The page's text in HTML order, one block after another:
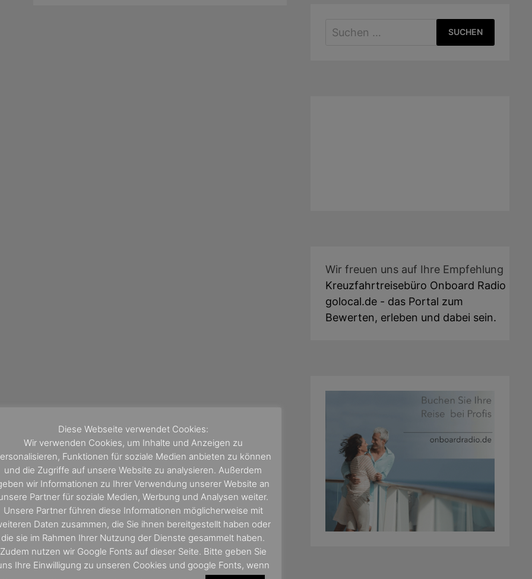
Suchen
Wir freuen uns auf Ihre Empfehlung
Kreuzfahrtreisebüro Onboard Radio
golocal.de - das Portal zum
Bewerten, erleben und dabei sein.
Diese Webseite verwendet Cookies:
Wir verwenden Cookies, um Inhalte und Anzeigen zu
Funktionen für soziale Medien anbieten zu können
und die Zugriffe auf unsere Website zu analysieren. Außerdem
wir Informationen zu Ihrer Verwendung unserer Website an
Partner für soziale Medien, Werbung und Analysen weiter.
Unsere Partner führen diese Informationen möglicherweise mit
Daten zusammen, die Sie ihnen bereitgestellt haben oder
die sie im Rahmen Ihrer Nutzung der Dienste gesammelt haben.
Zudem nutzen wir Google Fonts auf dieser Seite. Bitte geben Sie
Ihre Einwilligung zu unseren Cookies und google Fonts, wenn